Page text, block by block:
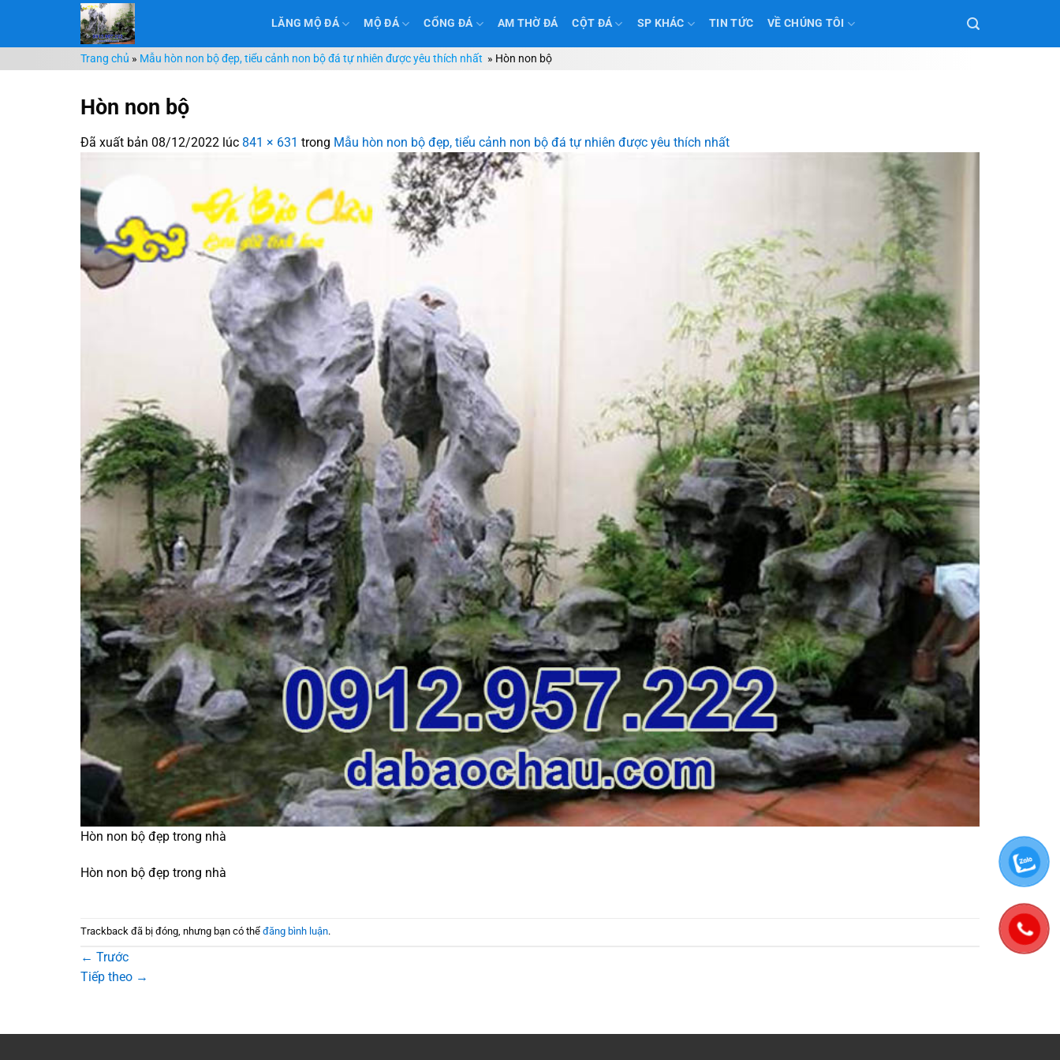
nội
dung
LĂNG MỘ ĐÁ MỘ ĐÁ CỔNG ĐÁ AM THỜ ĐÁ CỘT ĐÁ SP KHÁC TIN TỨC VỀ CHÚNG TÔI
Trang chủ » Mẫu hòn non bộ đẹp, tiểu cảnh non bộ đá tự nhiên được yêu thích nhất » Hòn non bộ
Hòn non bộ
Đã xuất bản 08/12/2022 lúc 841 × 631 trong Mẫu hòn non bộ đẹp, tiểu cảnh non bộ đá tự nhiên được yêu thích nhất
Hòn non bộ đẹp trong nhà
Hòn non bộ đẹp trong nhà
Trackback đã bị đóng, nhưng bạn có thể đăng bình luận.
← Trước
Tiếp theo →